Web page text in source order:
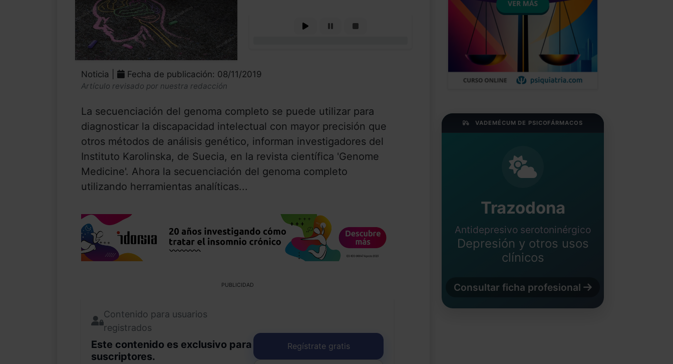
Noticia | Fecha de publicación: 08/11/2019
Artículo revisado por nuestra redacción
La secuenciación del genoma completo se puede utilizar para
diagnosticar la discapacidad intelectual con mayor precisión que
otros métodos de análisis genético, informan investigadores del
Instituto Karolinska, de Suecia, en la revista científica 'Genome
Medicine'. Ahora la secuenciación del genoma completo
utilizando herramientas analíticas...
PUBLICIDAD
Contenido para usuarios
registrados
Este contenido es exclusivo para
suscriptores.
Regístrate gratis
VADEMÉCUM DE PSICOFÁRMACOS
Trazodona
Antidepresivo serotoninérgico
Depresión y otros usos
clínicos
Consultar ficha profesional